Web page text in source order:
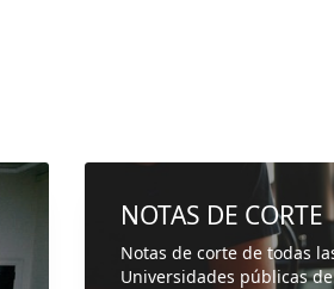
NOTAS DE CORTE
Notas de corte de todas
Universidades públicas